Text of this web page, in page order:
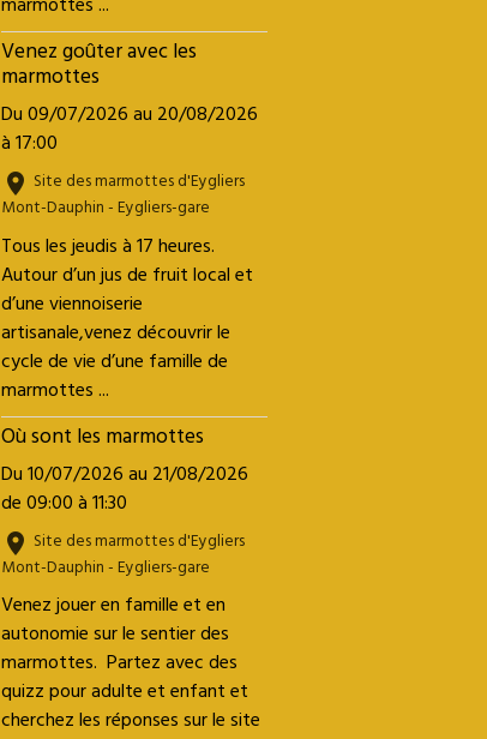
marmottes ...
Venez goûter avec les
marmottes
Du 09/07/2026au 20/08/2026
à 17:00
Site des marmottes d'Eygliers
Mont-Dauphin - Eygliers-gare
Tous les jeudis à 17 heures.
Autour d’un jus de fruit local et
d’une viennoiserie
artisanale,venez découvrir le
cycle de vie d’une famille de
marmottes ...
Où sont les marmottes
Du 10/07/2026au 21/08/2026
de 09:00à 11:30
Site des marmottes d'Eygliers
Mont-Dauphin - Eygliers-gare
Venez jouer en famille et en
autonomie sur le sentier des
marmottes. Partez avec des
quizz pour adulte et enfant et
cherchez les réponses sur le site